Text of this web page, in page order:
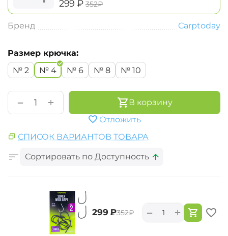
‍299‍ ₽ ‍352‍₽
Бренд Carptoday
Размер крючка:
№ 2
№ 4 № 6 № 8 № 10
+
−
В корзину
Отложить
СПИСОК ВАРИАНТОВ ТОВАРА
Сортировать по Доступность
‍299‍ ₽‍352‍₽ +
−